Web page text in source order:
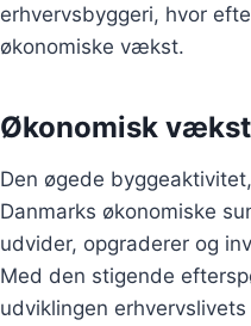
erhvervsbyggeri, hvor
økonomiske vækst.
Økonomisk
Den øgede
Danmarks økonomiske
udvider, opgraderer og
Med den stigende
udviklingen